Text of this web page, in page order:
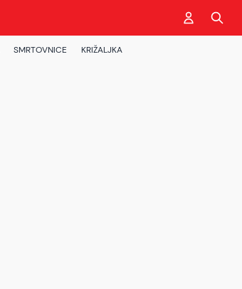
SMRTOVNICE KRIŽALJKA